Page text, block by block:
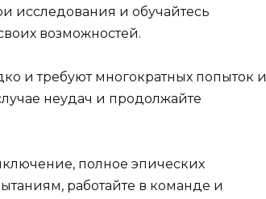
исследования и обучайтесь
возможностей.
и требуют многократных попыток и
неудач и продолжайте
полное эпических
работайте в команде и